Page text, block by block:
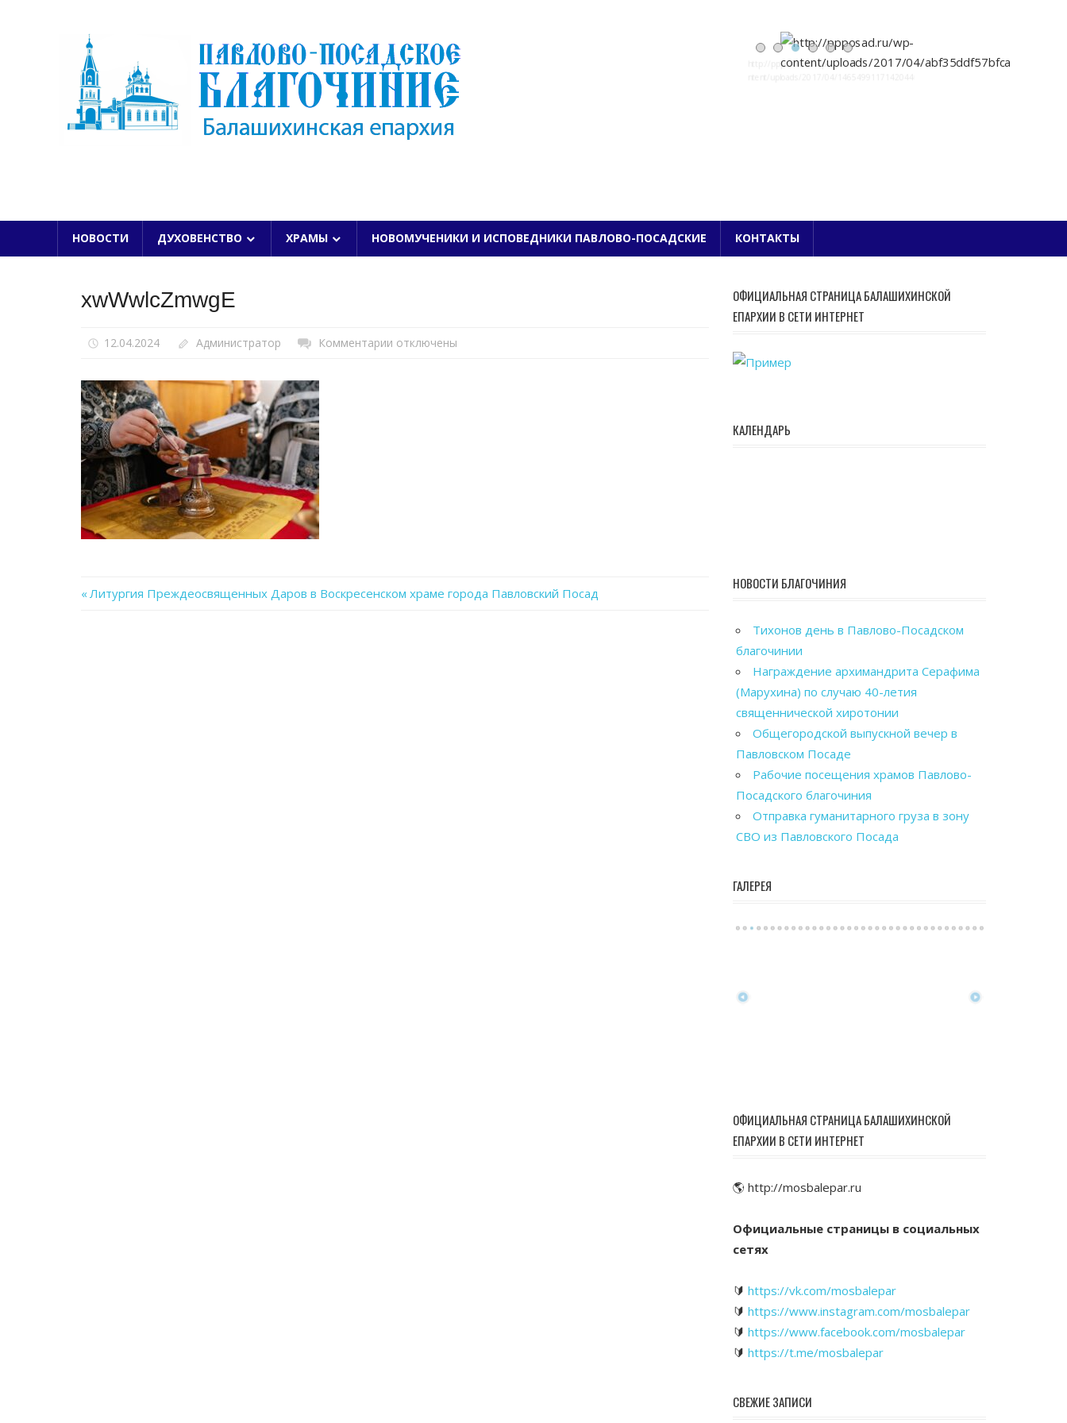
ПАВЛОВО-ПОСАДСКОЕ БЛАГОЧИНИЕ
НОВОСТИ ДУХОВЕНСТВО ХРАМЫ НОВОМУЧЕНИКИ И ИСПОВЕДНИКИ ПАВЛОВО-ПОСАДСКИЕ КОНТАКТЫ
xwWwlcZmwgE
12.04.2024 Администратор Комментарии котключены
Previous
Литургия Преждеосвященных Даров в Воскресенском храме города Павловский Посад
ОФИЦИАЛЬНАЯ СТРАНИЦА БАЛАШИХИНСКОЙ
ЕПАРХИИ В СЕТИ ИНТЕРНЕТ
КАЛЕНДАРЬ
НОВОСТИ БЛАГОЧИНИЯ
Тихонов день в Павлово-Посадском
благочинии
Награждение архимандрита Серафима
(Марухина) по случаю 40-летия
священнической хиротонии
Общегородской выпускной вечер в
Павловском Посаде
Рабочие посещения храмов Павлово-
Посадского благочиния
Отправка гуманитарного груза в зону
СВО из Павловского Посада
ГАЛЕРЕЯ
ОФИЦИАЛЬНАЯ СТРАНИЦА БАЛАШИХИНСКОЙ
ЕПАРХИИ В СЕТИ ИНТЕРНЕТ
🌎 http://mosbalepar.ru
Официальные страницы в социальных
сетях
🔰 https://vk.com/mosbalepar
🔰 https://www.instagram.com/mosbalepar
🔰 https://www.facebook.com/mosbalepar
🔰 https://t.me/mosbalepar
СВЕЖИЕ ЗАПИСИ